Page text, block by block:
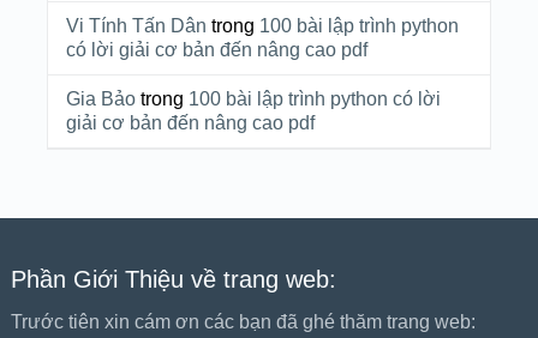
Vi Tính Tấn Dân trong 100 bài lập trình python
có lời giải cơ bản đến nâng cao pdf
Gia Bảotrong 100 bài lập trình python có lời
giải cơ bản đến nâng cao pdf
Phần Giới Thiệu về trang web:
Trước tiên xin cám ơn các bạn đã ghé thăm trang web: